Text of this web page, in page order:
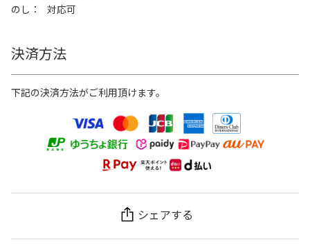
のし
対応可
決済方法
下記の決済方法がご利用頂けます。
シェアする